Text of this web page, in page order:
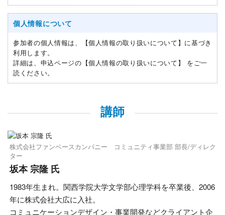
個人情報について
参加者の個人情報は、【個人情報の取り扱いについて】に基づき
利用します。
詳細は、申込ページの【個人情報の取り扱いについて】 をご一
読ください。
講師
株式会社ファンベースカンパニー コミュニティ事業部 部長/ディレク
ター
坂本 宗隆 氏
1983年生まれ。関西学院大学文学部心理学科を卒業後、2006
年に株式会社大広に入社。
コミュニケーションデザイン・事業開発などクライアント企